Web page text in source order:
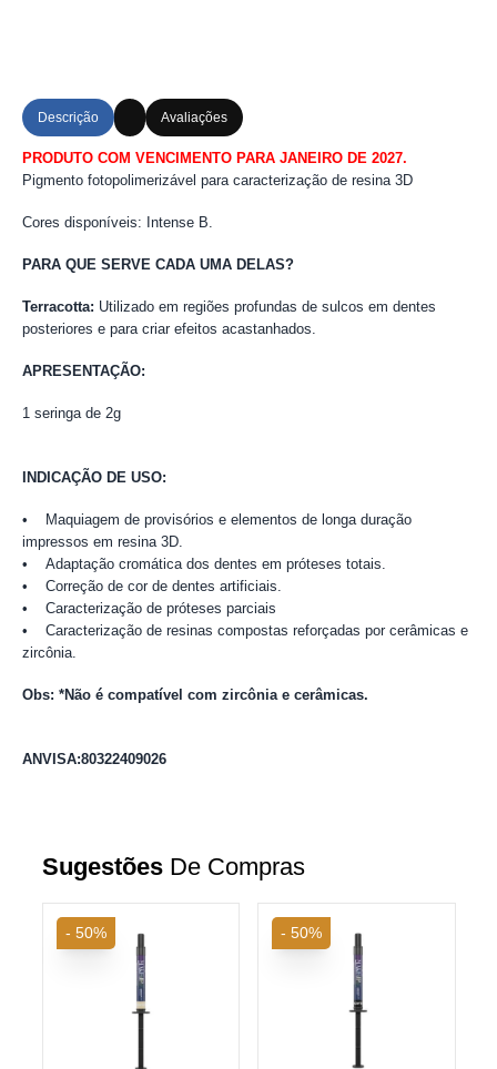
Descrição
PRODUTO COM VENCIMENTO PARA JANEIRO DE 2027.
Pigmento fotopolimerizável para caracterização de resina 3D
Cores disponíveis: Intense B.
PARA QUE SERVE CADA UMA DELAS?
Terracotta: Utilizado em regiões profundas de sulcos em dentes
posteriores e para criar efeitos acastanhados.
APRESENTAÇÃO:
1 seringa de 2g
INDICAÇÃO DE USO:
• Maquiagem de provisórios e elementos de longa duração
impressos em resina 3D.
• Adaptação cromática dos dentes em próteses totais.
• Correção de cor de dentes artificiais.
• Caracterização de próteses parciais
• Caracterização de resinas compostas reforçadas por cerâmicas e
zircônia.
Obs: *Não é compatível com zircônia e cerâmicas.
ANVISA:80322409026
Avaliações
SugestõesDe Compras
- 50% - 50%